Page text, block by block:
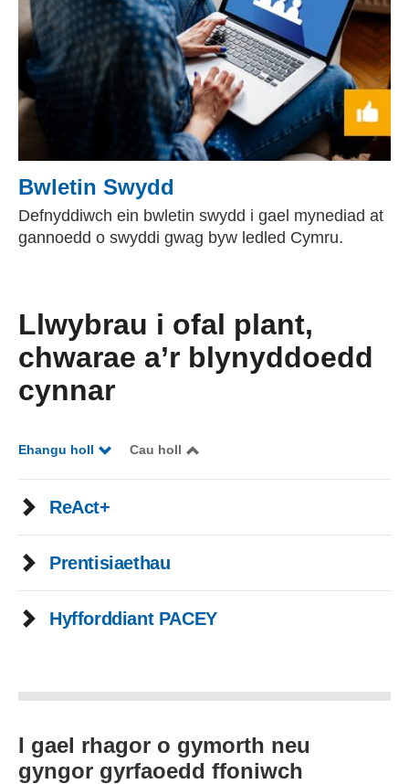
Bwletin Swydd
Defnyddiwch ein bwletin swydd i gael mynediad at
gannoedd o swyddi gwag byw ledled Cymru.
Llwybrau i ofal plant,
chwarae a’r blynyddoedd
cynnar
Ehangu holl Cau holl
ReAct+
Prentisiaethau
Hyfforddiant PACEY
I gael rhagor o gymorth neu
gyngor gyrfaoedd ffoniwch